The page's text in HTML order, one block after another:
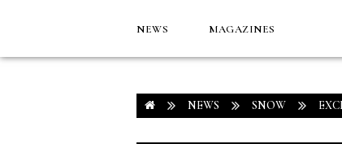
NEWS MAGAZINES
NEWS SNOW